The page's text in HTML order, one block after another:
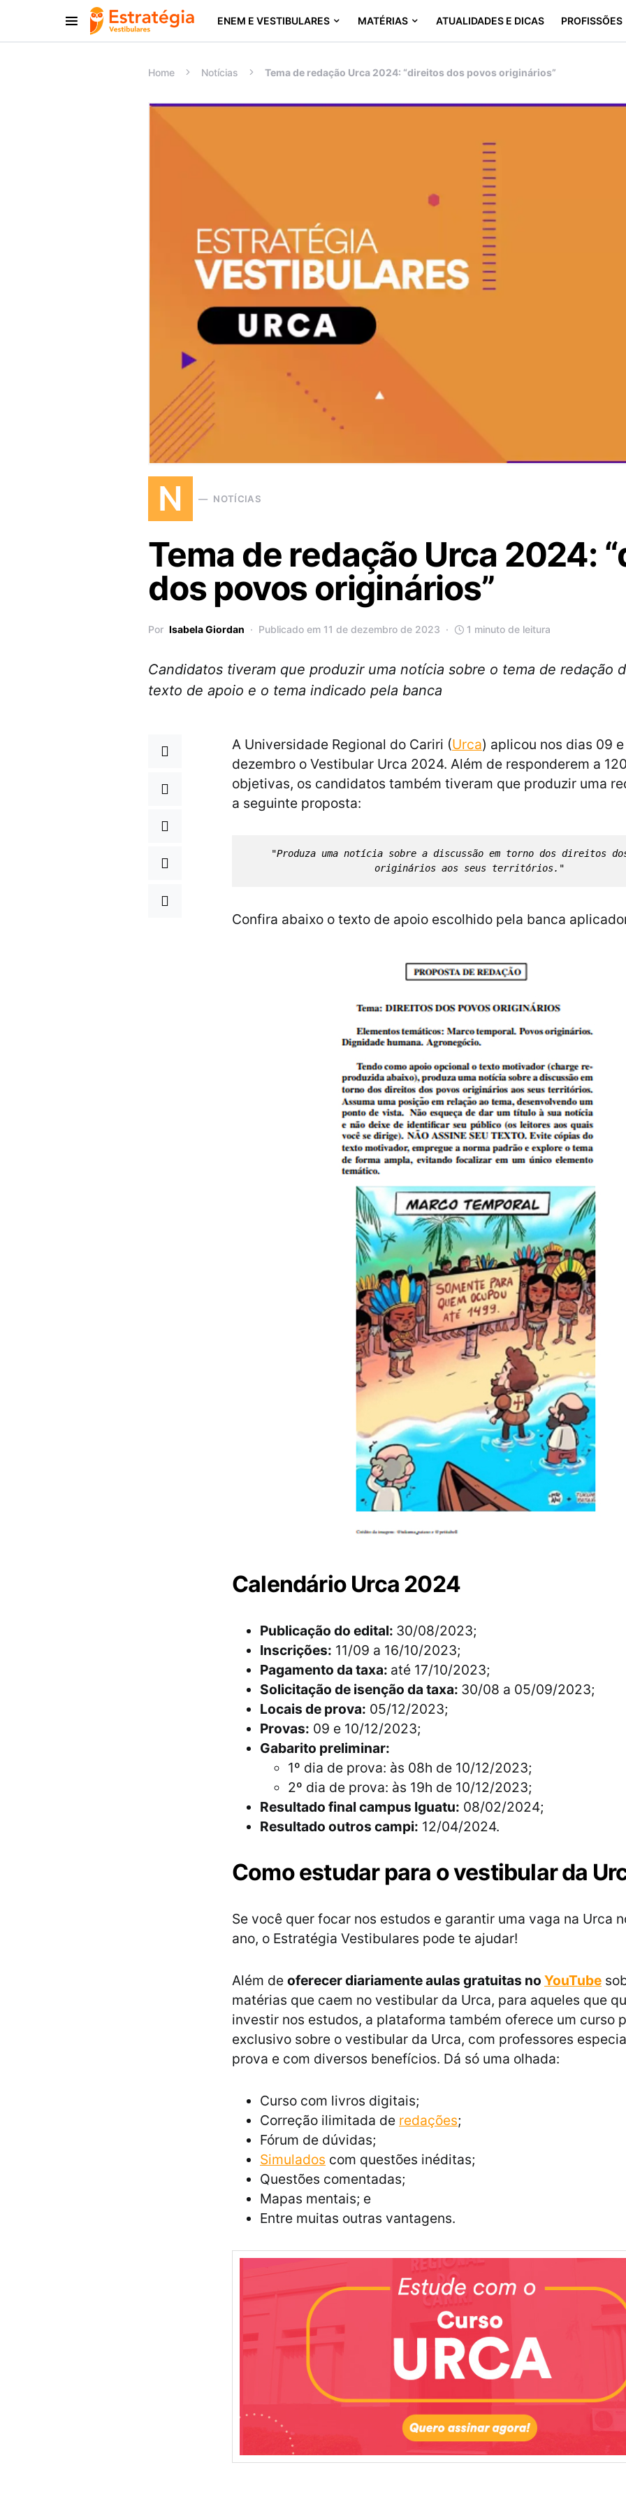
ENEM E VESTIBULARES MATÉRIAS ATUALIDADES E DICAS PROFISSÕES
Procurar:
Home Notícias Tema de redação Urca 2024: “direitos dos povos originários”
N NOTÍCIAS
Tema de redação Urca 2024:
dos povos originários”
Por Isabela Giordan Publicado em 11 de dezembro de 2023 1 minuto de leitura
Candidatos tiveram que produzir uma notícia sobre o tema de redação
texto de apoio e o tema indicado pela banca
A Universidade Regional do Cariri (Urca) aplicou nos dias 09
dezembro o Vestibular Urca 2024. Além de responderem a
objetivas, os candidatos também tiveram que produzir uma
a seguinte proposta:
"Produza uma notícia sobre a discussão em torno dos direitos
originários aos seus territórios."
Confira abaixo o texto de apoio escolhido pela banca
Calendário Urca 2024
Publicação do edital: 30/08/2023;
Inscrições: 11/09 a 16/10/2023;
Pagamento da taxa: até 17/10/2023;
Solicitação de isenção da taxa: 30/08 a 05/09/2023;
Locais de prova: 05/12/2023;
Provas: 09 e 10/12/2023;
Gabarito preliminar:
1º dia de prova: às 08h de 10/12/2023;
2º dia de prova: às 19h de 10/12/2023;
Resultado final campus Iguatu: 08/02/2024;
Resultado outros campi: 12/04/2024.
Como estudar para o vestibular da
Se você quer focar nos estudos e garantir uma vaga na Urca
ano, o Estratégia Vestibulares pode te ajudar!
Além de oferecer diariamente aulas gratuitas no YouTube
matérias que caem no vestibular da Urca, para aqueles que
investir nos estudos, a plataforma também oferece um curso
exclusivo sobre o vestibular da Urca, com professores
prova e com diversos benefícios. Dá só uma olhada:
Curso com livros digitais;
Correção ilimitada de redações;
Fórum de dúvidas;
Simulados com questões inéditas;
Questões comentadas;
Mapas mentais; e
Entre muitas outras vantagens.